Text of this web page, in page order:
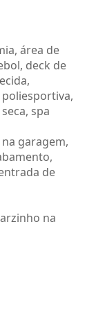
área de
deck de
spa
garagem,
de
na